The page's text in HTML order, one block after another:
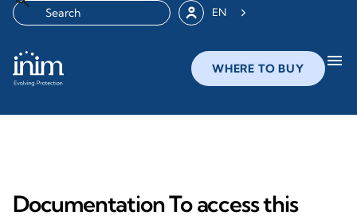
EN
WHERE TO BUY menu
Documentation To access this